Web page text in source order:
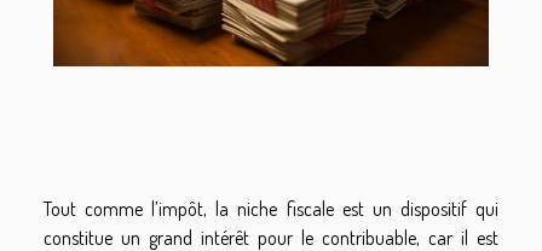
Tout comme l’impôt, la niche fiscale est un dispositif qui
constitue un grand intérêt pour le contribuable, car il est